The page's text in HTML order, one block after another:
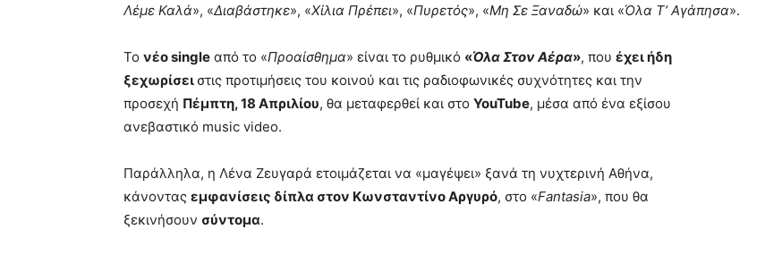
Λέμε Καλά», «Διαβάστηκε», «Χίλια Πρέπει», «Πυρετός», «Μη Σε Ξαναδώ» και «Όλα Τ’ Αγάπησα».
Το νέο single από το «Προαίσθημα» είναι το ρυθμικό «Όλα Στον Αέρα», που έχει ήδη
ξεχωρίσει στις προτιμήσεις του κοινού και τις ραδιοφωνικές συχνότητες και την
προσεχή Πέμπτη, 18 Απριλίου, θα μεταφερθεί και στο YouTube, μέσα από ένα εξίσου
ανεβαστικό music video.
Παράλληλα, η Λένα Ζευγαρά ετοιμάζεται να «μαγέψει» ξανά τη νυχτερινή Αθήνα,
κάνοντας εμφανίσεις δίπλα στον Κωνσταντίνο Αργυρό, στο «Fantasia», που θα
ξεκινήσουν σύντομα.